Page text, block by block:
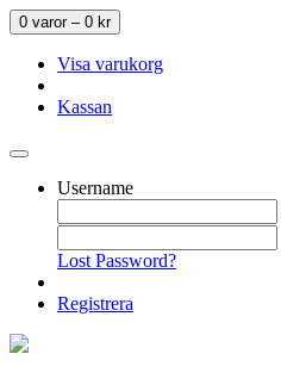
0 varor – 0 kr
Visa varukorg
Kassan
Username
Lost Password?
Registrera